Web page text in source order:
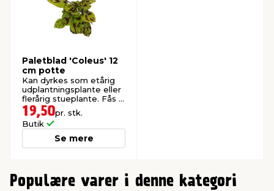
Paletblad 'Coleus' 12
cm potte
Kan dyrkes som etårig
udplantningsplante eller
flerårig stueplante. Fås i
mange forskellige farver
og nuancer.
19,50pr. stk.
Butik
Se mere
Populære varer i denne kategori